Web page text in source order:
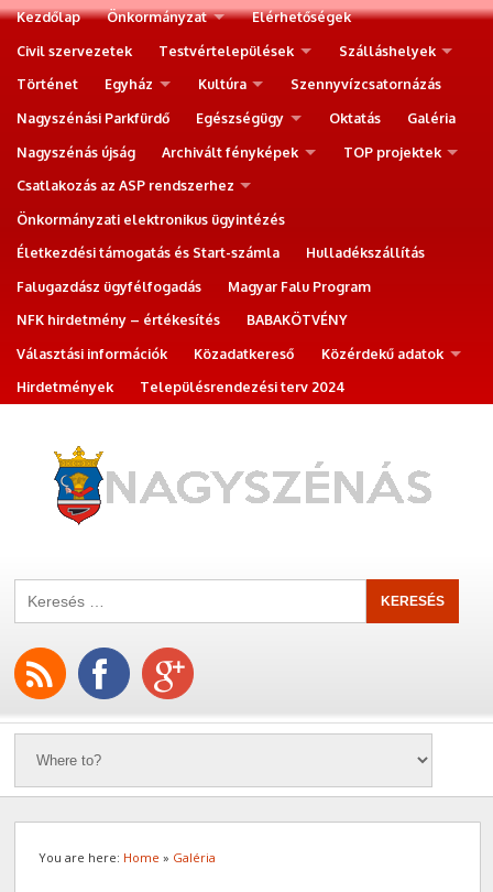
Kezdőlap Önkormányzat
Elérhetőségek
Civil szervezetek
Testvértelepülések
Szálláshelyek
Történet
Egyház Kultúra
Szennyvízcsatornázás
Nagyszénási Parkfürdő
Egészségügy Oktatás
Galéria
Nagyszénás újság
Archivált fényképek
TOP projektek
Csatlakozás az ASP rendszerhez
Önkormányzati elektronikus ügyintézés
Életkezdési támogatás és Start-számla
Hulladékszállítás
Falugazdász ügyfélfogadás
Magyar Falu Program
NFK hirdetmény – értékesítés
BABAKÖTVÉNY
Választási információk
Közadatkereső
Közérdekű adatok
Hirdetmények
Településrendezési terv 2024
You are here: Home » Galéria